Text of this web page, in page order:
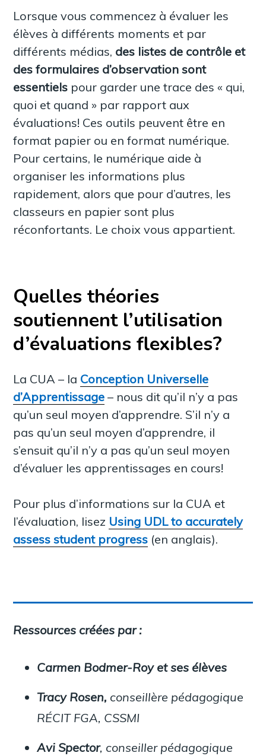
Lorsque vous commencez à évaluer les
élèves à différents moments et par
différents médias, des listes de contrôle et
des formulaires d’observation sont
essentiels pour garder une trace des « qui,
quoi et quand » par rapport aux
évaluations! Ces outils peuvent être en
format papier ou en format numérique.
Pour certains, le numérique aide à
organiser les informations plus
rapidement, alors que pour d’autres, les
classeurs en papier sont plus
réconfortants. Le choix vous appartient.
Quelles théories
soutiennent l’utilisation
d’évaluations flexibles?
La CUA – la Conception Universelle
d’Apprentissage – nous dit qu’il n’y a pas
qu’un seul moyen d’apprendre. S’il n’y a
pas qu’un seul moyen d’apprendre, il
s’ensuit qu’il n’y a pas qu’un seul moyen
d’évaluer les apprentissages en cours!
Pour plus d’informations sur la CUA et
l’évaluation, lisez Using UDL to accurately
assess student progress (en anglais).
Ressources créées par :
Carmen Bodmer-Roy et ses élèves
Tracy Rosen, conseillère pédagogique
RÉCIT FGA, CSSMI
Avi Spector, conseiller pédagogique